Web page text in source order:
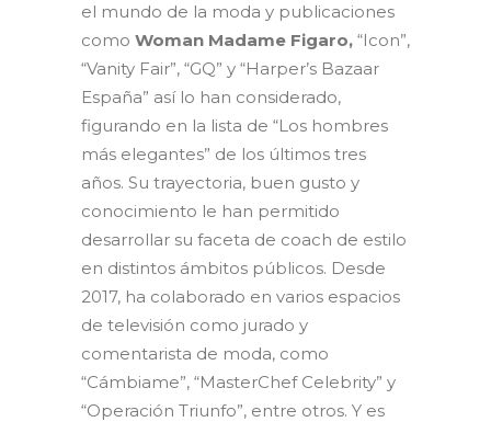
el mundo de la moda y publicaciones
como Woman Madame Figaro, “Icon”,
“Vanity Fair”, “GQ” y “Harper’s Bazaar
España” así lo han considerado,
figurando en la lista de “Los hombres
más elegantes” de los últimos tres
años. Su trayectoria, buen gusto y
conocimiento le han permitido
desarrollar su faceta de coach de estilo
en distintos ámbitos públicos. Desde
2017, ha colaborado en varios espacios
de televisión como jurado y
comentarista de moda, como
“Cámbiame”, “MasterChef Celebrity” y
“Operación Triunfo”, entre otros. Y es